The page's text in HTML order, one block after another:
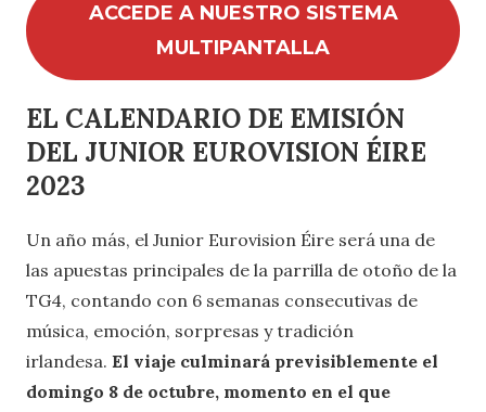
ACCEDE A NUESTRO SISTEMA
MULTIPANTALLA
EL CALENDARIO DE EMISIÓN
DEL JUNIOR EUROVISION ÉIRE
2023
Un año más, el Junior Eurovision Éire será una de
las apuestas principales de la parrilla de otoño de la
TG4, contando con 6 semanas consecutivas de
música, emoción, sorpresas y tradición
irlandesa. El viaje culminará previsiblemente el
domingo 8 de octubre, momento en el que